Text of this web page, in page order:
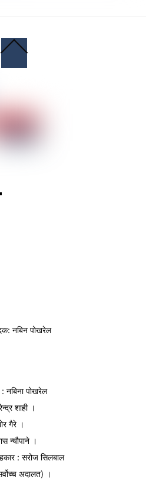
To
: नबिन पोखरेल
नबिना पोखरेल
शाही ।
गैरे ।
न्यौपाने ।
: सरोज सिलबाल
अदालत) ।